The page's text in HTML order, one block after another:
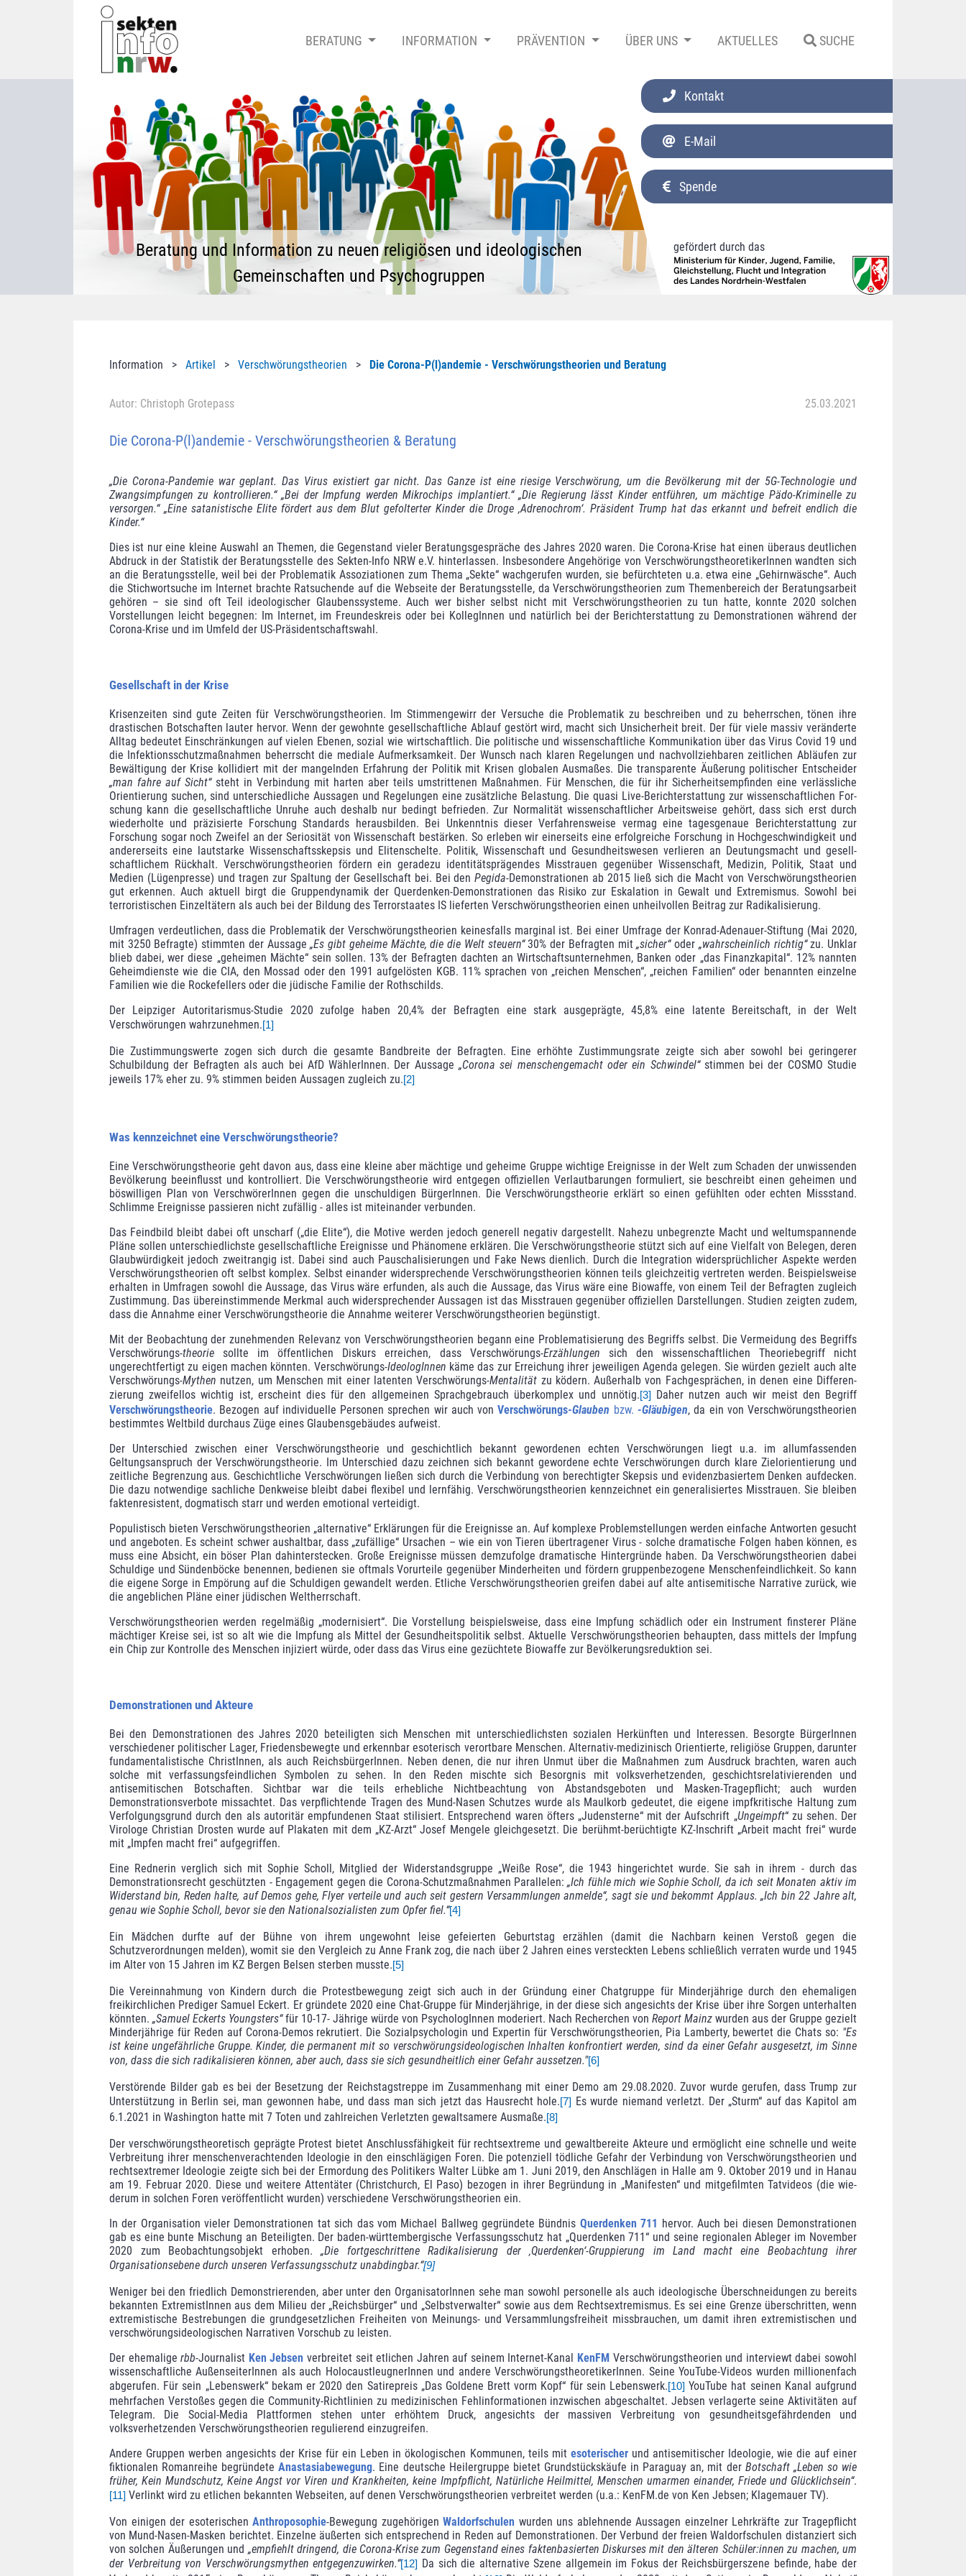
BERATUNG INFORMATION PRÄVENTION ÜBER UNS AKTUELLES SUCHE
Beratung und Information zu neuen religiösen und ideologischen
Gemeinschaften und Psychogruppen
Kontakt
E-Mail
Spende
gefördert durch das
Information > Artikel > Verschwörungstheorien > Die Corona-P(l)andemie - Verschwörungstheorien und Beratung
Autor: Christoph Grotepass 25.03.2021
Die Corona-P(l)andemie - Verschwörungstheorien & Beratung
„Die Corona-Pandemie war geplant. Das Virus existiert gar nicht. Das Ganze ist eine riesige Verschwörung, um die Bevölkerung mit der 5G-Technologie und
Zwangsimpfungen zu kon­trollieren.“ „Bei der Impfung werden Mikrochips implantiert.“ „Die Regierung lässt Kinder ent­führen, um mächtige Pädo-Kriminelle zu
versorgen.“ „Eine satanistische Elite fördert aus dem Blut gefolterter Kinder die Droge ,Adrenochrom‘. Präsident Trump hat das erkannt und befreit endlich die
Kinder.“
Dies ist nur eine kleine Auswahl an Themen, die Gegenstand vieler Beratungsgespräche des Jahres 2020 waren. Die Corona-Krise hat einen überaus deutlichen
Abdruck in der Statistik der Beratungsstelle des Sekten-Info NRW e.V. hinterlassen. Insbesondere Angehörige von VerschwörungstheoretikerInnen wandten sich
an die Beratungsstelle, weil bei der Problematik Asso­ziationen zum Thema „Sekte“ wachgerufen wurden, sie befürchteten u.a. etwa eine „Gehirn­wäsche“. Auch
die Stichwortsuche im Internet brachte Ratsuchende auf die Webseite der Beratungsstelle, da Verschwörungstheorien zum Themenbereich der Beratungsarbeit
gehö­ren – sie sind oft Teil ideologischer Glaubenssysteme. Auch wer bisher selbst nicht mit Ver­schwörungstheorien zu tun hatte, konnte 2020 solchen
Vorstellungen leicht begegnen: Im Internet, im Freundeskreis oder bei KollegInnen und natürlich bei der Berichterstattung zu Demonstrationen während der
Corona-Krise und im Umfeld der US-Präsidentschaftswahl.
Gesellschaft in der Krise
Krisenzeiten sind gute Zeiten für Verschwörungstheorien. Im Stimmengewirr der Versuche die Problematik zu beschreiben und zu beherrschen, tönen ihre
drastischen Botschaften lauter hervor. Wenn der gewohnte gesellschaftliche Ablauf gestört wird, macht sich Unsicherheit breit. Der für viele massiv veränderte
Alltag bedeutet Einschränkungen auf vielen Ebenen, sozial wie wirtschaftlich. Die politische und wissenschaftliche Kommunikation über das Virus Covid 19 und
die Infektionsschutzmaßnahmen beherrscht die mediale Aufmerksamkeit. Der Wunsch nach klaren Regelungen und nachvollziehbaren zeitlichen Abläufen zur
Bewältigung der Krise kollidiert mit der mangelnden Erfahrung der Politik mit Krisen globalen Ausmaßes. Die transparente Äußerung politischer Entscheider
„man fahre auf Sicht“steht in Verbindung mit harten aber teils umstrittenen Maßnahmen. Für Menschen, die für ihr Sicherheitsempfin­den eine verlässliche
Orientierung suchen, sind unterschiedliche Aussagen und Regelungen eine zusätzliche Belastung. Die quasi Live-Berichterstattung zur wissenschaftlichen For­
schung kann die gesellschaftliche Unruhe auch deshalb nur bedingt befrieden. Zur Normalität wissenschaftlicher Arbeitsweise gehört, dass sich erst durch
wiederholte und präzisierte For­schung Standards herausbilden. Bei Unkenntnis dieser Verfahrensweise vermag eine tages­genaue Berichterstattung zur
Forschung sogar noch Zweifel an der Seriosität von Wissen­schaft bestärken. So erleben wir einerseits eine erfolgreiche Forschung in Hochge­schwindig­keit und
andererseits eine lautstarke Wissenschaftsskepsis und Eliten­schelte. Politik, Wissen­schaft und Gesundheitswesen verlieren an Deutungsmacht und gesell­
schaftlichem Rückhalt. Verschwörungstheorien fördern ein geradezu identitätsprägendes Misstrauen gegenüber Wissenschaft, Medizin, Politik, Staat und
Medien (Lügen­presse) und tragen zur Spaltung der Gesellschaft bei. Bei denPegida-Demonstrationen ab 2015 ließ sich die Macht von Verschwö­rungstheorien
gut erkennen. Auch aktuell birgt die Gruppendynamik der Querdenken-Demonstrationen das Risiko zur Eskalation in Gewalt und Extremismus. Sowohl bei
terroris­tischen Einzeltätern als auch bei der Bildung des Terrorstaates IS lieferten Verschwörungs­theorien einen unheilvollen Beitrag zur Radikalisierung.
Umfragen verdeutlichen, dass die Problematik der Verschwörungstheorien keinesfalls margi­nal ist. Bei einer Umfrage der Konrad-Adenauer-Stiftung (Mai 2020,
mit 3250 Befragte) stimm­ten der Aussage„Es gibt geheime Mächte, die die Welt steuern“30% der Befragten mit„sicher“oder „wahrscheinlich richtig“zu. Unklar
blieb dabei, wer diese „geheimen Mächte“ sein sollen. 13% der Befragten dachten an Wirtschaftsunternehmen, Banken oder „das Finanz­kapital“. 12% nannten
Geheimdienste wie die CIA, den Mossad oder den 1991 aufgelösten KGB. 11% sprachen von „reichen Menschen“, „reichen Familien“ oder benannten einzelne
Familien wie die Rockefellers oder die jüdische Familie der Rothschilds.
Der Leipziger Autoritarismus-Studie 2020 zufolge haben 20,4% der Befragten eine stark aus­geprägte, 45,8% eine latente Bereitschaft, in der Welt
Verschwörungen wahrzunehmen.[1]
Die Zustimmungs­werte zogen sich durch die gesamte Bandbreite der Befragten. Eine erhöhte Zu­stimmungsrate zeigte sich aber sowohl bei geringerer
Schulbildung der Befragten als auch bei AfD WählerInnen. Der Aussage „Corona sei menschengemacht oder ein Schwindel“stimmen bei der COSMO Studie
jeweils 17% eher zu. 9% stimmen beiden Aussagen zugleich zu.[2]
Was kennzeichnet eine Verschwörungstheorie?
Eine Verschwörungstheorie geht davon aus, dass eine kleine aber mächtige und geheime Gruppe wichtige Ereignisse in der Welt zum Schaden der unwissenden
Bevölkerung beein­flusst und kontrolliert. DieVerschwörungstheoriewirdentgegen offiziellen Verlaut­barungen formuliert, sie beschreibt einengeheimen und
böswilligen Plan von Verschwö­rerInnen gegen die unschuldigen BürgerInnen. Die Verschwörungstheorie erklärt so einen gefühlten oder ech­ten Miss­stand.
Schlimme Ereignisse passieren nicht zufällig - alles ist miteinander ver­bunden.
Das Feindbild bleibt dabei oft unscharf („die Elite“), die Motive werden jedoch generell negativ dargestellt. Nahezu unbegrenzte Macht und weltumspannende
Pläne sollen unterschied­lichste gesellschaftliche Ereignisse und Phänomene erklären. Die Verschwörungstheorie stützt sich auf eine Vielfalt von Belegen, deren
Glaubwürdigkeit jedoch zweitrangig ist. Dabei sind auch Pauschalisierungen und Fake News dienlich. Durch die Integration widersprüch­licher Aspekte werden
Verschwörungstheorien oft selbst komplex. Selbst einander wider­sprechende Verschwörungstheorien können teils gleichzeitig vertreten werden. Bei­spiels­weise
erhalten in Umfragen sowohl die Aussage, das Virus wäre erfunden, als auch die Aus­sage, das Virus wäre eine Biowaffe, von einem Teil der Befragten zugleich
Zustimmung. Das übereinstimmende Merkmal auch widersprechender Aussagen ist das Misstrauen gegen­über offiziellen Darstellungen. Studien zeigten zudem,
dass die Annahme einer Verschwö­rungs­theorie die Annahme weiterer Verschwörungstheorien begünstigt.
Mit der Beobachtung der zunehmenden Relevanz von Verschwörungstheorien begann eine Problematisierung des Begriffs selbst. Die Vermeidung des Begriffs
Verschwörungs-theorie sollte im öffentlichen Diskurs erreichen, dass Verschwörungs-Erzählungen sich den wissen­schaftlichen Theoriebegriff nicht
ungerechtfertigt zu eigen machen könnten. Verschwörungs-IdeologInnen käme das zur Erreichung ihrer jeweiligen Agenda gelegen. Sie würden gezielt auch alte
Verschwörungs-Mythen nutzen, um Menschen mit einer latenten Ver­schwörungs-Menta­lität zu ködern. Außerhalb von Fachgesprächen, in denen eine Differen­
zierung zweifel­los wich­tig ist, erscheint dies für den allgemeinen Sprachgebrauch überkomplex und unnötig.[3]Daher nutzen auch wir meist den Begriff
Verschwörungstheorie. Bezogen auf individuelle Personen sprechen wir auch vonVerschwörungs-Glauben bzw. -Gläubigen, da ein von Ver­schwö­rungs­theorien
bestimmtes Weltbild durchaus Züge eines Glaubensgebäudes aufweist.
Der Unterschied zwischen einer Verschwörungstheorie und geschichtlich bekannt geworde­nen echten Verschwörungen liegt u.a. im allumfassenden
Geltungsanspruch der Verschwö­rungstheorie. Im Unterschied dazu zeichnen sich bekannt gewordene echte Ver­schwörungen durch klare Zielorientierung und
zeitliche Begrenzung aus. Geschichtliche Ver­schwörungen ließen sich durch die Verbindung von berechtigter Skepsis und evidenzbasier­tem Denken auf­decken.
Die dazu notwendige sachliche Denkweise bleibt dabei flexibel und lernfähig. Verschwörungstheorien kennzeichnet ein generalisiertes Misstrauen. Sie bleiben
faktenresis­tent, dogmatisch starr und werden emotional verteidigt.
Populistisch bieten Verschwörungstheorien „alternative“ Erklärungen für die Ereignisse an. Auf komplexe Problemstellungen werden einfache Antworten gesucht
und angeboten. Es scheint schwer aushaltbar, dass „zufällige“ Ursachen – wie ein von Tieren übertragener Virus - solche dramatische Folgen haben können, es
muss eine Absicht, ein böser Plan dahinterstecken. Große Ereignisse müssen demzufolge dramatische Hintergründe haben. Da Verschwörungs­theorien dabei
Schuldige und Sündenböcke benennen, bedienen sie oftmals Vorurteile gegen­über Minderheiten und fördern gruppenbezogene Menschen­feindlichkeit. So kann
die eigene Sorge in Empörung auf die Schuldigen gewandelt werden. Etliche Verschwörungstheorien greifen dabei auf alte antisemitische Narrative zurück, wie
die angeblichen Pläne einer jüdi­schen Weltherrschaft.
Verschwörungstheorien werden regelmäßig „modernisiert“. Die Vorstellung beispiels­weise, dass eine Impfung schädlich oder ein Instrument finsterer Pläne
mächtiger Kreise sei, ist so alt wie die Impfung als Mittel der Gesundheitspolitik selbst. Aktuelle Verschwörungs­theorien behaupten, dass mittels der Impfung
ein Chip zur Kontrolle des Menschen injiziert würde, oder dass das Virus eine gezüchtete Biowaffe zur Bevölkerungsreduktion sei.
Demonstrationen und Akteure
Bei den Demonstrationen des Jahres 2020 beteiligten sich Menschen mit unterschiedlichsten sozialen Herkünften und Interessen. Besorgte BürgerInnen
verschiedener politischer Lager, Frie­densbewegte und erkennbar esoterisch verortbare Menschen. Alternativ-medizinisch Orien­tierte, religiöse Gruppen, darunter
fundamentalistische ChristInnen, als auch Reichsbür­gerInnen. Neben denen, die nur ihren Unmut über die Maßnahmen zum Ausdruck brachten, waren auch
solche mit verfassungsfeindlichen Symbolen zu sehen. In den Reden mischte sich Besorgnis mit volks­verhetzenden, geschichtsrelativierenden und
antisemitischen Botschaften. Sichtbar war die teils erhebliche Nichtbeachtung von Abstandsgeboten und Masken-Trage­pflicht; auch wurden
Demonstrationsverbote missachtet. Das verpflichtende Tragen des Mund-Nasen Schut­zes wurde als Maulkorb gedeutet, die eigene impfkritische Haltung zum
Verfolgungsgrund durch den als autoritär empfundenen Staat stilisiert. Entsprechend waren öfters „Judensterne“ mit der Aufschrift „Ungeimpft“ zu sehen. Der
Virologe Christian Drosten wurde auf Plakaten mit dem „KZ-Arzt“ Josef Mengele gleichgesetzt. Die berühmt-berüchtigte KZ-Inschrift „Arbeit macht frei“ wurde
mit „Impfen macht frei“ aufge­griffen.
Eine Rednerin verglich sich mit Sophie Scholl, Mitglied der Widerstandsgruppe „Weiße Rose“, die 1943 hingerichtet wurde. Sie sah in ihrem - durch das
Demonstrationsrecht geschützten - Engagement gegen die Corona-Schutzmaßnahmen Parallelen:„Ich fühle mich wie Sophie Scholl, da ich seit Monaten aktiv im
Widerstand bin, Reden halte, auf Demos gehe, Flyer verteile und auch seit gestern Versammlungen anmelde“, sagt sie und bekommt Applaus. „Ich bin 22 Jahre alt,
genau wie Sophie Scholl, bevor sie den Nationalso­zialisten zum Opfer fiel.“[4]
Ein Mädchen durfte auf der Bühne von ihrem ungewohnt leise gefeierten Geburtstag erzählen (damit die Nachbarn keinen Verstoß gegen die
Schutzverordnungen melden), womit sie den Vergleich zu Anne Frank zog, die nach über 2 Jahren eines versteckten Lebens schließlich verraten wurde und 1945
im Alter von 15 Jahren im KZ Bergen Belsen sterben musste.[5]
Die Vereinnahmung von Kindern durch die Protestbewegung zeigt sich auch in der Gründung einer Chatgruppe für Minderjährige durch den ehemaligen
freikirchlichen Prediger Samuel Eckert. Er gründete 2020 eine Chat-Gruppe für Minderjährige, in der diese sich angesichts der Krise über ihre Sorgen unterhalten
könnten. „Samuel Eckerts Youngsters“für 10-17- Jährige würde von PsychologInnen moderiert. Nach Recherchen von Report Mainz wurden aus der Gruppe gezielt
Minderjährige für Reden auf Corona-Demos rekrutiert. Die Sozialpsychologin und Expertin für Verschwörungstheorien, Pia Lamberty, bewertet die Chats so: "Es
ist keine ungefährliche Gruppe. Kinder, die permanent mit so verschwörungsideologischen Inhalten konfrontiert wer­den, sind da einer Gefahr ausgesetzt, im Sinne
von, dass die sich radikali­sieren können, aber auch, dass sie sich gesundheitlich einer Gefahr aussetzen."[6]
Verstörende Bilder gab es bei der Besetzung der Reichstagstreppe im Zusammenhang mit einer Demo am 29.08.2020. Zuvor wurde gerufen, dass Trump zur
Unterstützung in Berlin sei, man gewonnen habe, und dass man sich jetzt das Hausrecht hole.[7] Es wurde niemand verletzt. Der „Sturm“ auf das Kapitol am
6.1.2021 in Washington hatte mit 7 Toten und zahlreichen Verletzten gewaltsamere Ausmaße.[8]
Der verschwörungstheoretisch geprägte Protest bietet Anschlussfähigkeit für rechtsextreme und gewaltbereite Akteure und ermöglicht eine schnelle und weite
Verbreitung ihrer men­schenverachtenden Ideologie in den einschlägigen Foren. Die potenziell tödliche Gefahr der Verbindung von Verschwörungstheorien und
rechtsextremer Ideologie zeigte sich bei der Ermordung des Politikers Walter Lübke am 1. Juni 2019, den Anschlägen in Halle am 9. Oktober 2019 und in Hanau
am 19. Februar 2020. Diese und weitere Attentäter (Christchurch, El Paso) bezogen in ihrer Begründung in „Manifesten“ und mitgefilmten Tatvideos (die wie­
derum in solchen Foren veröffentlicht wurden) verschiedene Verschwörungstheorien ein.
In der Organisation vieler Demonstrationen tat sich das vom Michael Ballweg gegründete Bündnis Querdenken 711 hervor. Auch bei diesen Demonstrationen
gab es eine bunte Mischung an Beteiligten. Der baden-württembergische Verfassungsschutz hat „Querdenken 711“ und seine regionalen Ableger im November
2020 zum Beobachtungsobjekt erhoben. „Die fortgeschrittene Radikalisierung der ‚Querdenken‘-Gruppierung im Land macht eine Beobach­tung ihrer
Organisationsebene durch unseren Verfassungsschutz unabdingbar.“[9]
Weniger bei den friedlich Demonstrierenden, aber unter den OrganisatorInnen sehe man sowohl personelle als auch ideologische Überschneidungen zu bereits
bekannten ExtremistInnen aus dem Milieu der „Reichsbürger“ und „Selbstverwalter“ sowie aus dem Rechtsextremismus. Es sei eine Grenze überschritten, wenn
extremistische Bestrebungen die grundgesetzlichen Frei­heiten von Meinungs- und Versammlungsfreiheit missbrauchen, um damit ihren extremis­tischen und
verschwörungsideologischen Narrativen Vorschub zu leisten.
Der ehemaligerbb-Journalist Ken Jebsen verbreitet seit etlichen Jahren auf seinem Internet-Kanal KenFM Verschwörungstheorien und interviewt dabei sowohl
wissenschaftliche Außen­sei­terInnen als auch HolocaustleugnerInnen und andere VerschwörungstheoretikerInnen. Seine YouTube-Videos wurden millionenfach
abgerufen. Für sein „Lebenswerk“ bekam er 2020 den Satire­preis „Das Goldene Brett vorm Kopf“ für sein Lebenswerk.[10] YouTube hat seinen Kanal auf­grund
mehr­fachen Verstoßes gegen die Community-Richtlinien zu medizini­schen Fehlinfor­mationen inzwischen abgeschaltet. Jebsen verlagerte seine Aktivitäten auf
Telegram. Die Social-Media Plattformen stehen unter erhöhtem Druck, angesichts der massi­ven Verbreitung von gesundheitsgefährdenden und
volksverhetzenden Verschwörungs­theorien regulierend ein­zu­greifen.
Andere Gruppen werben angesichts der Krise für ein Leben in ökologischen Kommu­nen, teils mit esoterischerund antisemitischer Ideologie, wie die auf einer
fiktionalen Romanreihe begrün­deteAnastasiabewegung. Eine deutsche Heilergruppe bietet Grundstücks­käufe in Paraguay an, mit der Bot­schaft „Leben so wie
früher, Kein Mundschutz, Keine Angst vor Viren und Krank­heiten, keine Impfpflicht, Natürliche Heilmittel, Menschen umarmen einander, Friede und Glücklichsein“.
[11] Verlinkt wird zu etlichen bekannten Webseiten, auf denen Verschwö­rungs­theorien verbreitet werden (u.a.: KenFM.de von Ken Jebsen; Klagemauer TV).
Von einigen der esoterischen Anthroposophie-Bewegung zugehörigen Waldorfschulen wurden uns ablehnende Aussagen einzelner Lehrkräfte zur Tragepflicht
von Mund-Nasen-Masken berichtet. Einzelne äußerten sich entsprechend in Reden auf Demonstrationen. Der Ver­bund der freien Waldorfschulen distanziert sich
von solchen Äußerungen und „empfiehlt dringend, die Corona-Krise zum Gegenstand eines faktenbasierten Diskurses mit den älteren Schüler:innen zu machen, um
der Verbreitung von Verschwörungsmythen entgegenzuwir­ken.“[12] Da sich die alterna­tive Szene allgemein im Fokus der Reichsbürgerszene befinde, habe der